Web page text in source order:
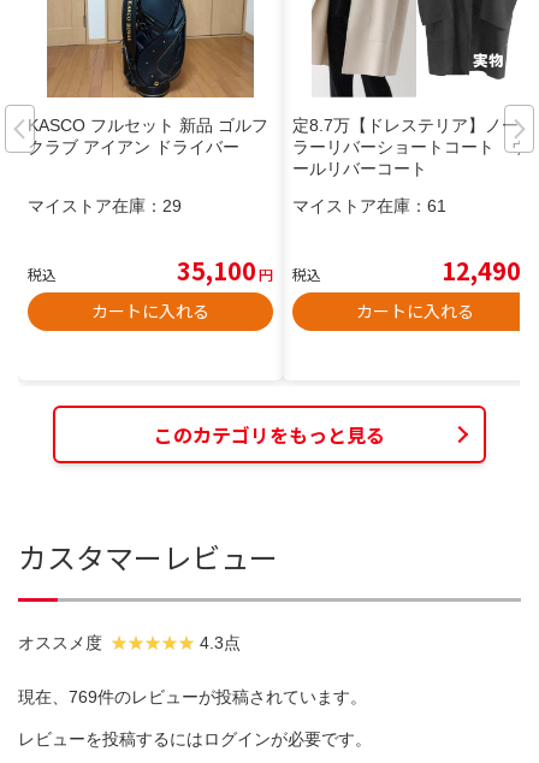
KASCO フルセット 新品 ゴルフ
クラブ アイアン ドライバー
マイストア在庫： 29
税込 35,100円
カートに入れる
定8.7万【ドレステリア】ノーカ
ラーリバーショートコート ウ
ールリバーコート
マイストア在庫： 61
税込 12,490
カートに入れる
このカテゴリをもっと見る
カスタマーレビュー
オススメ度 4.3点
現在、769件のレビューが投稿されています。
レビューを投稿するにはログインが必要です。